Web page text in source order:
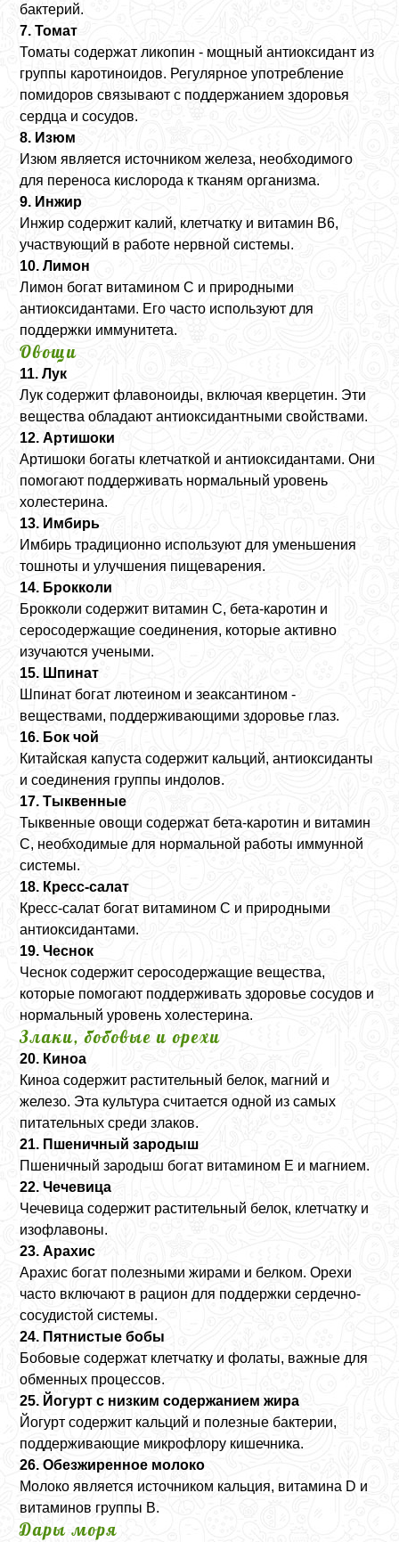
бактерий.
7. Томат
Томаты содержат ликопин - мощный антиоксидант из
группы каротиноидов. Регулярное употребление
помидоров связывают с поддержанием здоровья
сердца и сосудов.
8. Изюм
Изюм является источником железа, необходимого
для переноса кислорода к тканям организма.
9. Инжир
Инжир содержит калий, клетчатку и витамин B6,
участвующий в работе нервной системы.
10. Лимон
Лимон богат витамином C и природными
антиоксидантами. Его часто используют для
поддержки иммунитета.
Овощи
11. Лук
Лук содержит флавоноиды, включая кверцетин. Эти
вещества обладают антиоксидантными свойствами.
12. Артишоки
Артишоки богаты клетчаткой и антиоксидантами. Они
помогают поддерживать нормальный уровень
холестерина.
13. Имбирь
Имбирь традиционно используют для уменьшения
тошноты и улучшения пищеварения.
14. Брокколи
Брокколи содержит витамин C, бета-каротин и
серосодержащие соединения, которые активно
изучаются учеными.
15. Шпинат
Шпинат богат лютеином и зеаксантином -
веществами, поддерживающими здоровье глаз.
16. Бок чой
Китайская капуста содержит кальций, антиоксиданты
и соединения группы индолов.
17. Тыквенные
Тыквенные овощи содержат бета-каротин и витамин
C, необходимые для нормальной работы иммунной
системы.
18. Кресс-салат
Кресс-салат богат витамином C и природными
антиоксидантами.
19. Чеснок
Чеснок содержит серосодержащие вещества,
которые помогают поддерживать здоровье сосудов и
нормальный уровень холестерина.
Злаки, бобовые и орехи
20. Киноа
Киноа содержит растительный белок, магний и
железо. Эта культура считается одной из самых
питательных среди злаков.
21. Пшеничный зародыш
Пшеничный зародыш богат витамином E и магнием.
22. Чечевица
Чечевица содержит растительный белок, клетчатку и
изофлавоны.
23. Арахис
Арахис богат полезными жирами и белком. Орехи
часто включают в рацион для поддержки сердечно-
сосудистой системы.
24. Пятнистые бобы
Бобовые содержат клетчатку и фолаты, важные для
обменных процессов.
25. Йогурт с низким содержанием жира
Йогурт содержит кальций и полезные бактерии,
поддерживающие микрофлору кишечника.
26. Обезжиренное молоко
Молоко является источником кальция, витамина D и
витаминов группы B.
Дары моря